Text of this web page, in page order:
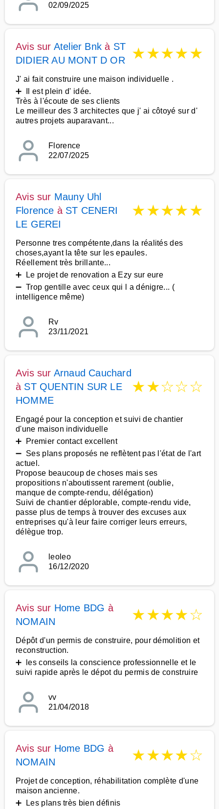
02/09/2025
Avis sur Atelier Bnk à ST
DIDIER AU MONT D OR
★★★★★
J' ai fait construire une maison individuelle .
➕ Il est plein d' idée.
Très à l'écoute de ses clients
Le meilleur des 3 architectes que j' ai côtoyé sur d'
autres projets auparavant...
Florence
22/07/2025
Avis sur Mauny Uhl
Florence à ST CENERI
LE GEREI
★★★★★
Personne tres compétente,dans la réalités des
choses,ayant la tête sur les epaules.
Réellement très brillante...
➕ Le projet de renovation a Ezy sur eure
➖ Trop gentille avec ceux qui l a dénigre... (
intelligence même)
Rv
23/11/2021
Avis sur Arnaud Cauchard
à ST QUENTIN SUR LE
HOMME
★★☆☆☆
Engagé pour la conception et suivi de chantier
d'une maison individuelle
➕ Premier contact excellent
➖ Ses plans proposés ne reflètent pas l'état de l'art
actuel.
Propose beaucoup de choses mais ses
propositions n'aboutissent rarement (oublie,
manque de compte-rendu, délégation)
Suivi de chantier déplorable, compte-rendu vide,
passe plus de temps à trouver des excuses aux
entreprises qu'à leur faire corriger leurs erreurs,
délègue trop.
leoleo
16/12/2020
Avis sur Home BDG à
NOMAIN
★★★★☆
Dépôt d'un permis de construire, pour démolition et
reconstruction.
➕ les conseils la conscience professionnelle et le
suivi rapide après le dépot du permis de construire
vv
21/04/2018
Avis sur Home BDG à
NOMAIN
★★★★☆
Projet de conception, réhabilitation complète d'une
maison ancienne.
➕ Les plans très bien définis